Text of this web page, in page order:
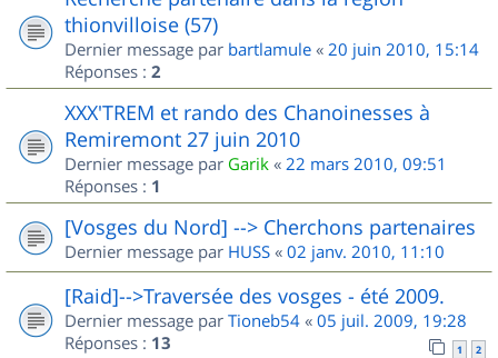
thionvilloise (57)
Dernier message par bartlamule « 20 juin 2010, 15:14
Réponses : 2
XXX'TREM et rando des Chanoinesses à
Remiremont 27 juin 2010
Dernier message par Garik « 22 mars 2010, 09:51
Réponses : 1
[Vosges du Nord] --> Cherchons partenaires
Dernier message par HUSS « 02 janv. 2010, 11:10
[Raid]-->Traversée des vosges - été 2009.
Dernier message par Tioneb54 « 05 juil. 2009, 19:28
Réponses : 13 1 2